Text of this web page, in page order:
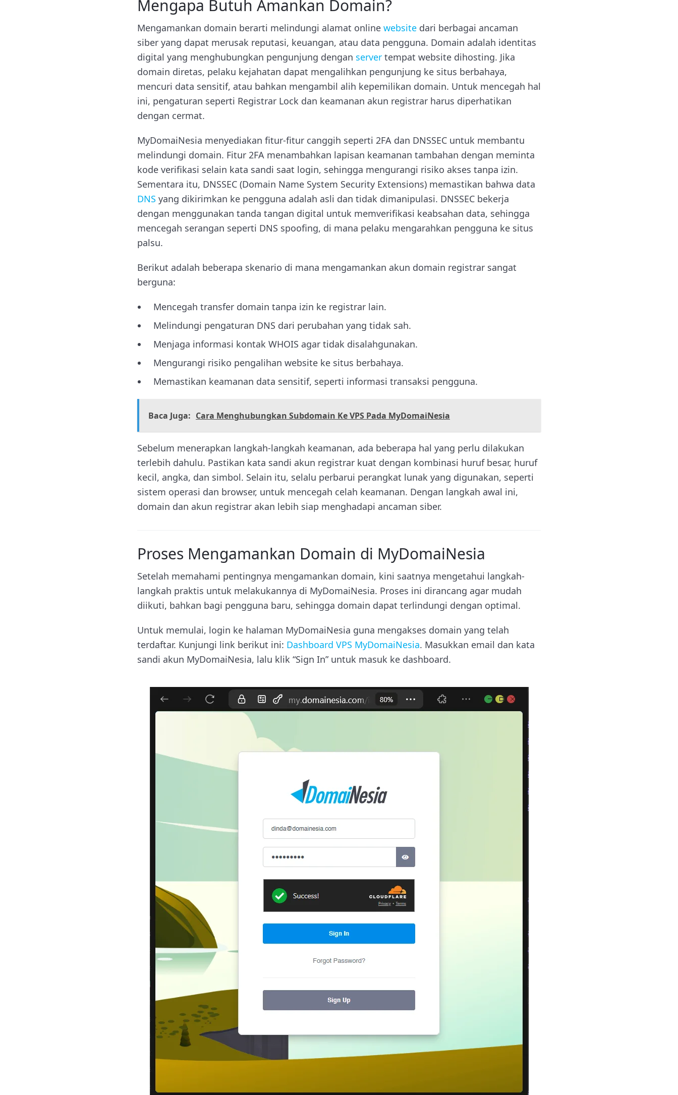
Mengapa Butuh Amankan Domain?
Mengamankan domain berarti melindungi alamat online website dari berbagai ancaman
siber yang dapat merusak reputasi, keuangan, atau data pengguna. Domain adalah identitas
digital yang menghubungkan pengunjung dengan server tempat website dihosting. Jika
domain diretas, pelaku kejahatan dapat mengalihkan pengunjung ke situs berbahaya,
mencuri data sensitif, atau bahkan mengambil alih kepemilikan domain. Untuk mencegah hal
ini, pengaturan seperti Registrar Lock dan keamanan akun registrar harus diperhatikan
dengan cermat.
MyDomaiNesia menyediakan fitur-fitur canggih seperti 2FA dan DNSSEC untuk membantu
melindungi domain. Fitur 2FA menambahkan lapisan keamanan tambahan dengan meminta
kode verifikasi selain kata sandi saat login, sehingga mengurangi risiko akses tanpa izin.
Sementara itu, DNSSEC (Domain Name System Security Extensions) memastikan bahwa data
DNS yang dikirimkan ke pengguna adalah asli dan tidak dimanipulasi. DNSSEC bekerja
dengan menggunakan tanda tangan digital untuk memverifikasi keabsahan data, sehingga
mencegah serangan seperti DNS spoofing, di mana pelaku mengarahkan pengguna ke situs
palsu.
Berikut adalah beberapa skenario di mana mengamankan akun domain registrar sangat
berguna:
Mencegah transfer domain tanpa izin ke registrar lain.
Melindungi pengaturan DNS dari perubahan yang tidak sah.
Menjaga informasi kontak WHOIS agar tidak disalahgunakan.
Mengurangi risiko pengalihan website ke situs berbahaya.
Memastikan keamanan data sensitif, seperti informasi transaksi pengguna.
Baca Juga: Cara Menghubungkan Subdomain Ke VPS Pada MyDomaiNesia
Sebelum menerapkan langkah-langkah keamanan, ada beberapa hal yang perlu dilakukan
terlebih dahulu. Pastikan kata sandi akun registrar kuat dengan kombinasi huruf besar, huruf
kecil, angka, dan simbol. Selain itu, selalu perbarui perangkat lunak yang digunakan, seperti
sistem operasi dan browser, untuk mencegah celah keamanan. Dengan langkah awal ini,
domain dan akun registrar akan lebih siap menghadapi ancaman siber.
Proses Mengamankan Domain di MyDomaiNesia
Setelah memahami pentingnya mengamankan domain, kini saatnya mengetahui langkah-
langkah praktis untuk melakukannya di MyDomaiNesia. Proses ini dirancang agar mudah
diikuti, bahkan bagi pengguna baru, sehingga domain dapat terlindungi dengan optimal.
Untuk memulai, login ke halaman MyDomaiNesia guna mengakses domain yang telah
terdaftar. Kunjungi link berikut ini: Dashboard VPS MyDomaiNesia. Masukkan email dan kata
sandi akun MyDomaiNesia, lalu klik “Sign In” untuk masuk ke dashboard.